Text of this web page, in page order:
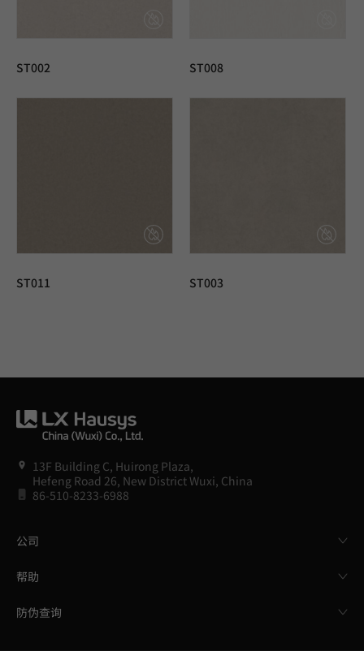
ST002 ST008
ST011 ST003
13F Building C, Huirong Plaza,
Hefeng Road 26, New District Wuxi, China
86-510-8233-6988
公司
帮助
防伪查询